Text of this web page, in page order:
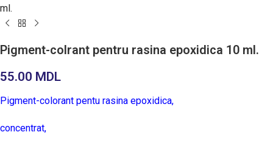
ml.
Pigment-colrant pentru rasina epoxidica 10 ml.
55.00 MDL
Pigment-colorant pentu rasina epoxidica,
concentrat,